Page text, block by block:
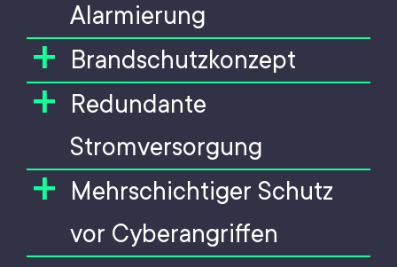
Alarmierung
+ Brandschutzkonzept
+
Redundante
Stromversorgung
+
Mehrschichtiger Schutz
vor Cyberangriffen